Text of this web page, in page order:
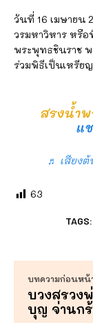
วันที่ 16 เมษายน
วรมหาวิหาร หรื
พระพุทธชินราช
ร่วมพิธีเป็นเหรีย
สรงน้ำ
แ
♬ เสียง
63
TAGS:
บทความก่อนหน้
บวงสรวง
บุญ จ่านก